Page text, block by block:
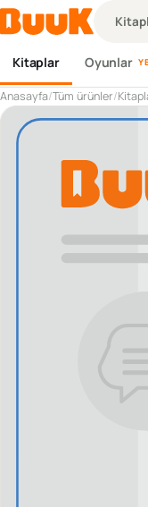
Kitaplar Oyunlar
Anasayfa/Tüm ürünler/